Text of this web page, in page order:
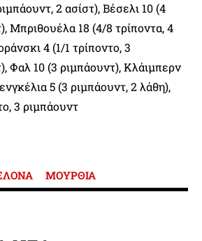
2 ασίστ), Βέσελι 10 (4
Μπριθουέλα 18 (4/8 τρίποντα, 4
4 (1/1 τρίποντο, 3
Φαλ 10 (3 ριμπάουντ), Κλάιμπερν
5 (3 ριμπάουντ, 2 λάθη),
3 ριμπάουντ
ΜΟΥΡΘΙΑ